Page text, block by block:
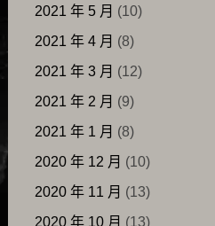
2021 年 5 月 (10)
2021 年 4 月 (8)
2021 年 3 月 (12)
2021 年 2 月 (9)
2021 年 1 月 (8)
2020 年 12 月 (10)
2020 年 11 月 (13)
2020 年 10 月 (13)